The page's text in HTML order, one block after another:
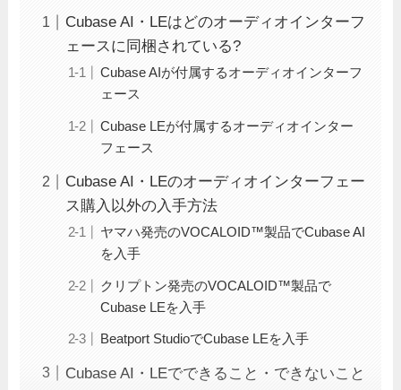
Cubase AI・LEはどのオーディオインターフ
ェースに同梱されている?
Cubase AIが付属するオーディオインターフ
ェース
Cubase LEが付属するオーディオインター
フェース
Cubase AI・LEのオーディオインターフェー
ス購入以外の入手方法
ヤマハ発売のVOCALOID™製品でCubase AI
を入手
クリプトン発売のVOCALOID™製品で
Cubase LEを入手
Beatport StudioでCubase LEを入手
Cubase AI・LEでできること・できないこと